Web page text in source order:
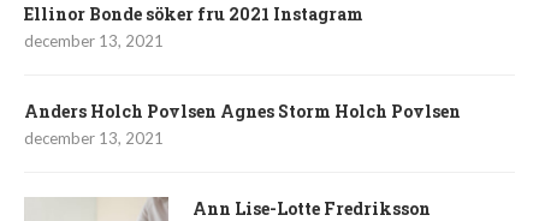
Ellinor Bonde söker fru 2021 Instagram
december 13, 2021
Anders Holch Povlsen Agnes Storm Holch Povlsen
december 13, 2021
Ann Lise-Lotte Fredriksson